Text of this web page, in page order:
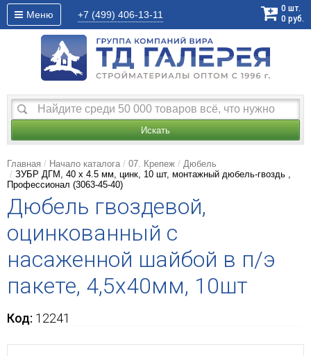
Меню +7 (499) 406-13-11
0 шт.
0 руб.
Искать
Главная Начало каталога 07. Крепеж
Дюбель
ЗУБР ДГМ, 40 x 4.5 мм, цинк, 10 шт, монтажный дюбель-гвоздь ,
Профессионал (3063-45-40)
Дюбель гвоздевой,
оцинкованный с
насаженной шайбой в п/э
пакете, 4,5x40мм, 10шт
Код: 12241